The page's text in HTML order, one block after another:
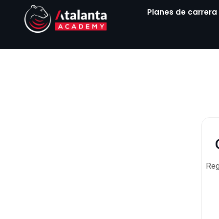
contenido
Planes de carrera